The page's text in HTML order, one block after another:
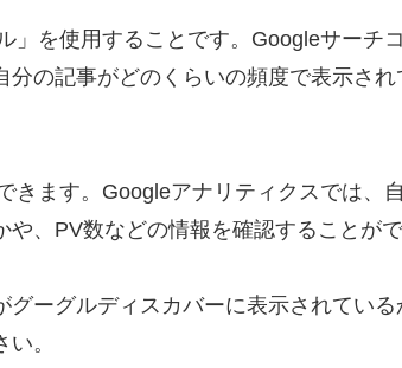
」を使用することです。Googleサーチ
の記事がどのくらいの頻度で表示され
きます。Googleアナリティクスでは、
、PV数などの情報を確認することがで
ーグルディスカバーに表示されている
。